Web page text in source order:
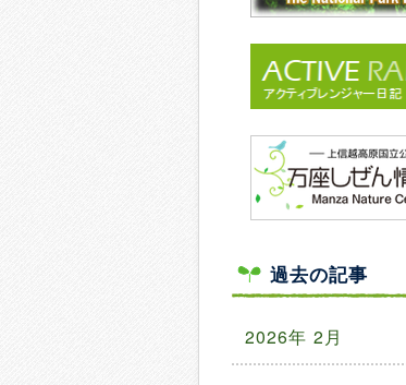
過去の記事
2026年 2月